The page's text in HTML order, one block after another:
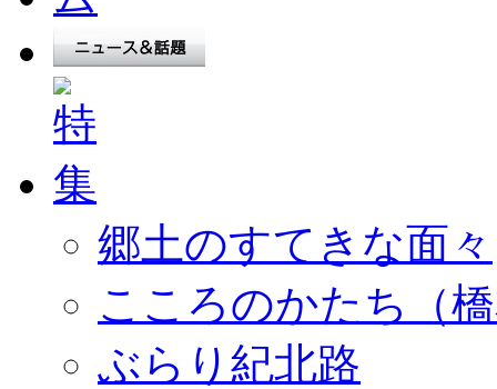
郷土のすてきな面々
こころのかたち（
ぶらり紀北路